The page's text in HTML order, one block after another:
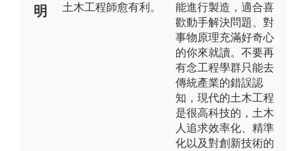
明
土木工程師愈有利。
能進行製造，適合喜
歡動手解決問題、對
事物原理充滿好奇心
的你來就讀。不要再
有念工程學群只能去
傳統產業的錯誤認
知，現代的土木工程
是很高科技的，土木
人追求效率化、精準
化以及對創新技術的